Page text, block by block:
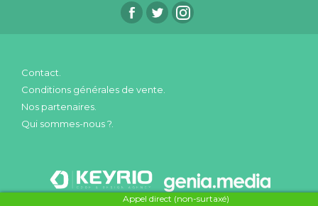
Appel direct (non-surtaxé)
Contact.
Conditions générales de vente.
Nos partenaires.
Qui sommes-nous ?.